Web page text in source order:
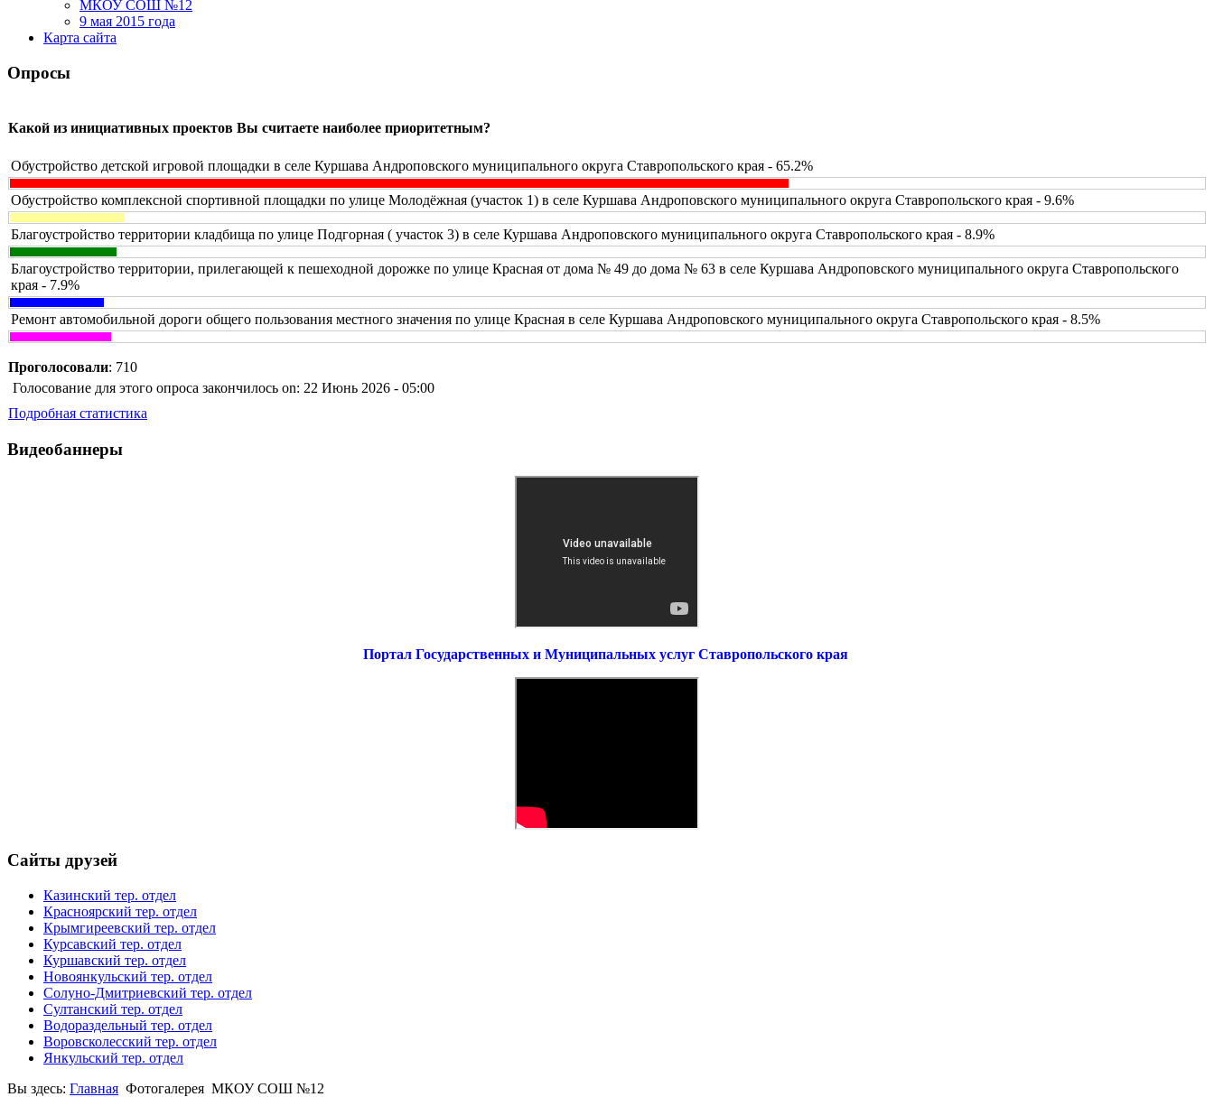
МКОУ СОШ №12
9 мая 2015 года
Карта сайта
Опросы
Какой из инициативных проектов Вы считаете наиболее приоритетным?
Обустройство детской игровой площадки в селе Куршава Андроповского муниципального округа Ставропольского края - 65.2%
Обустройство комплексной спортивной площадки по улице Молодёжная (участок 1) в селе Куршава Андроповского муниципального округа Ставропольского края - 9.6%
Благоустройство территории кладбища по улице Подгорная ( участок 3) в селе Куршава Андроповского муниципального округа Ставропольского края - 8.9%
Благоустройство территории, прилегающей к пешеходной дорожке по улице Красная от дома № 49 до дома № 63 в селе Куршава Андроповского муниципального округа Ставропольского
края - 7.9%
Ремонт автомобильной дороги общего пользования местного значения по улице Красная в селе Куршава Андроповского муниципального округа Ставропольского края - 8.5%
Проголосовали: 710
Голосование для этого опроса закончилось on: 22 Июнь 2026 - 05:00
Подробная статистика
Видеобаннеры
Портал Государственных и Муниципальных услуг Ставропольского края
Сайты друзей
Казинский тер. отдел
Красноярский тер. отдел
Крымгиреевский тер. отдел
Курсавский тер. отдел
Куршавский тер. отдел
Новоянкульский тер. отдел
Солуно-Дмитриевский тер. отдел
Султанский тер. отдел
Водораздельный тер. отдел
Воровсколесский тер. отдел
Янкульский тер. отдел
Вы здесь: Главная Фотогалерея МКОУ СОШ №12